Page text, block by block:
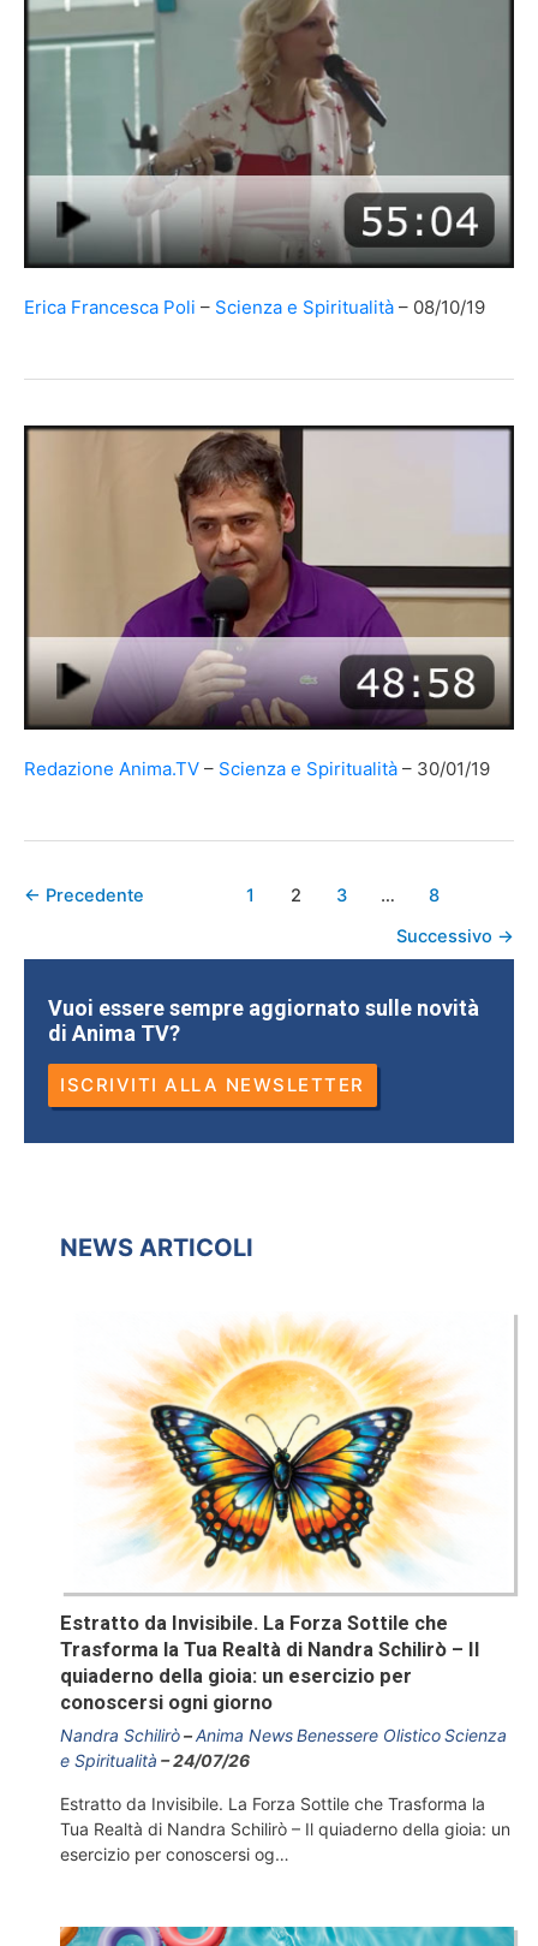
Erica Francesca Poli Scienza e Spiritualità 08/10/19
Redazione Anima.TV Scienza e Spiritualità 30/01/19
← Precedente 1 2 3 …
8
Successivo →
Vuoi essere sempre aggiornato sulle novità
di Anima TV?
ISCRIVITI ALLA NEWSLETTER
NEWS ARTICOLI
Estratto da Invisibile. La Forza Sottile che
Trasforma la Tua Realtà di Nandra Schilirò – Il
quiaderno della gioia: un esercizio per
conoscersi ogni giorno
Nandra Schilirò Anima NewsBenessere OlisticoScienza
e Spiritualità
24/07/26
Estratto da Invisibile. La Forza Sottile che Trasforma la
Tua Realtà di Nandra Schilirò – Il quiaderno della gioia: un
esercizio per conoscersi og…